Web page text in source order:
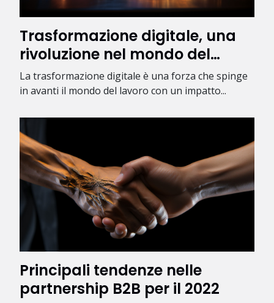
Trasformazione digitale, una
rivoluzione nel mondo del
lavoro
La trasformazione digitale è una forza che spinge
in avanti il mondo del lavoro con un impatto...
Principali tendenze nelle
partnership B2B per il 2022